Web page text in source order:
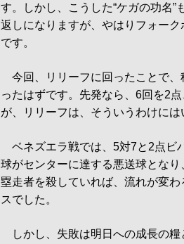
す。しかし、こうした“ケガの功名
返しになりますが、やはりフォー
です。
今回、リリーフに回ったことで、
ったはずです。先発なら、6回を2
が、リリーフは、そういうわけには
ベネズエラ戦では、5対7と2点ビ
球がセンターに達する悪送球とな
塁走者を殺していれば、流れが変
スでした。
しかし、失敗は明日への成長の糧